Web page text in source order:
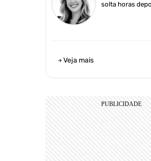
solta horas
Veja mais